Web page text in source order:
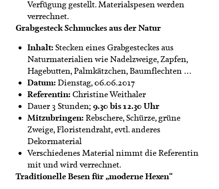
Verfügung gestellt. Materialspesen werden
verrechnet.
Grabgesteck Schmuckes aus der Natur
Inhalt:Stecken eines Grabgesteckes aus
Naturmaterialien wie Nadelzweige, Zapfen,
Hagebutten, Palmkätzchen, Baumflechten …
Datum:Dienstag, 06.06.2017
Referentin:Christine Weithaler
Dauer 3 Stunden;9.30 bis 12.30 Uhr
Mitzubringen:Rebschere, Schürze, grüne
Zweige, Floristendraht, evtl. anderes
Dekormaterial
Verschiedenes Material nimmt die Referentin
mit und wird verrechnet.
Traditionelle Besen für „moderne Hexen“